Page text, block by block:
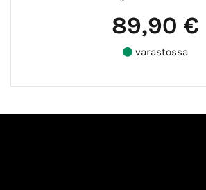
89,90 €
varastossa